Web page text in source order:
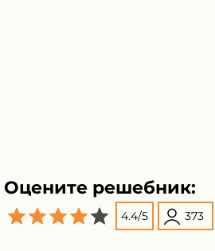
Оцените решебник:
4.4/5 373